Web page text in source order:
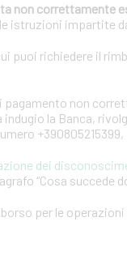
non correttamente
istruzioni impartite
puoi richiedere il
pagamento non
la Banca,
dei
“Cosa succede
per le